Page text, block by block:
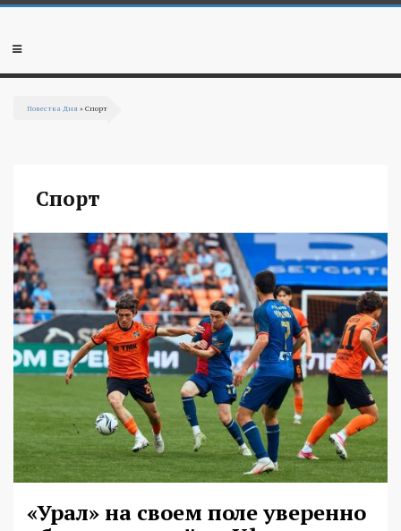
Перейти к основному содержанию
Мобильное
Повестка Дня » Спорт
Спорт
«Урал» на своем поле уверенно